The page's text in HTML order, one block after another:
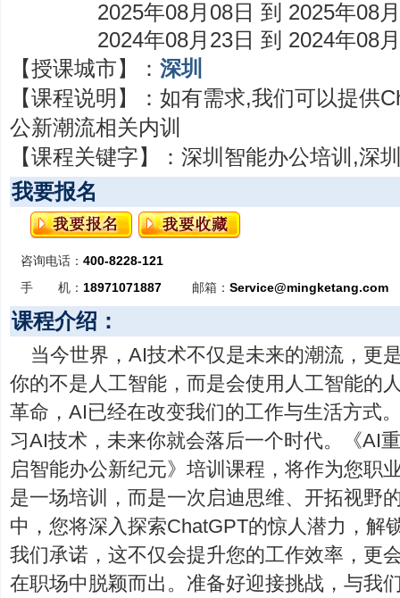
2025年08月08日 到 2025年08
2024年08月23日 到 2024年08
【授课城市】： 深圳
【课程说明】： 如有需求,我们可以提供
公新潮流相关内训
【课程关键字】： 深圳智能办公培训,深
我要报名
咨询电话： 400-8228-121
手 机： 18971071887 邮箱： Service@mingketang.com
课程介绍：
当今世界，AI技术不仅是未来的潮流，更
你的不是人工智能，而是会使用人工智能的
革命，AI已经在改变我们的工作与生活方式
习AI技术，未来你就会落后一个时代。《
启智能办公新纪元》培训课程，将作为您职
是一场培训，而是一次启迪思维、开拓视野
中，您将深入探索ChatGPT的惊人潜力，解
我们承诺，这不仅会提升您的工作效率，更
在职场中脱颖而出。准备好迎接挑战，与我